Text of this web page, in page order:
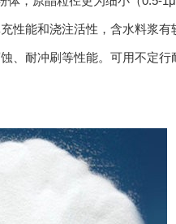
性能和浇注活性，含水料浆
、耐冲刷等性能。可用不定